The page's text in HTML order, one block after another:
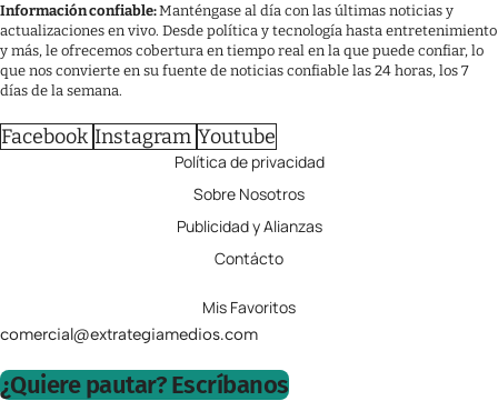
Información confiable:Manténgase al día con las últimas noticias y
actualizaciones en vivo. Desde política y tecnología hasta entretenimiento
y más, le ofrecemos cobertura en tiempo real en la que puede confiar, lo
que nos convierte en su fuente de noticias confiable las 24 horas, los 7
días de la semana.
Facebook Instagram Youtube
Política de privacidad
Sobre Nosotros
Publicidad y Alianzas
Contácto
Mis Favoritos
comercial@extrategiamedios.com
¿Quiere pautar? Escríbanos